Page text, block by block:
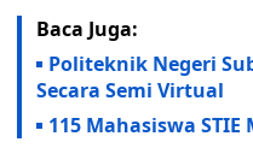
Baca Juga:
Politeknik Negeri
Secara Semi Virtual
115 Mahasiswa